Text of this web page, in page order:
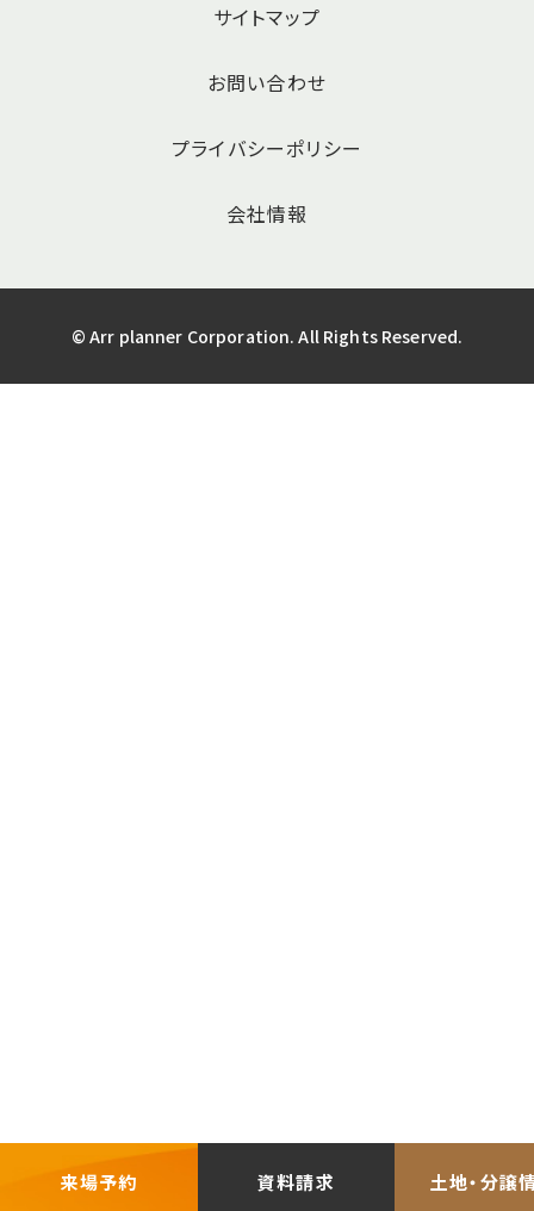
サイトマップ
お問い合わせ
プライバシーポリシー
会社情報
© Arr planner Corporation. All Rights Reserved.
来場予約 資料請求 土地・分譲